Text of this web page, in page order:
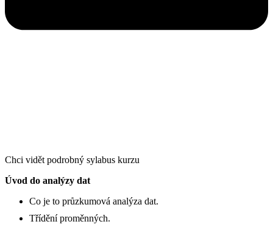
Chci vidět podrobný sylabus kurzu
Úvod do analýzy dat
Co je to průzkumová analýza dat.
Třídění proměnných.